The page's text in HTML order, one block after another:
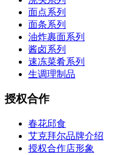
面点系列
面条系列
油炸裹面系列
酱卤系列
速冻菜肴系列
生调理制品
授权合作
春花邱食
艾克拜尔品牌介绍
授权合作店形象